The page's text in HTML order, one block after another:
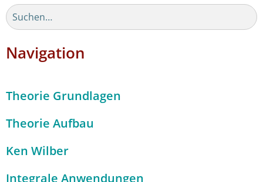
Navigation
Theorie Grundlagen
Theorie Aufbau
Ken Wilber
Integrale Anwendungen